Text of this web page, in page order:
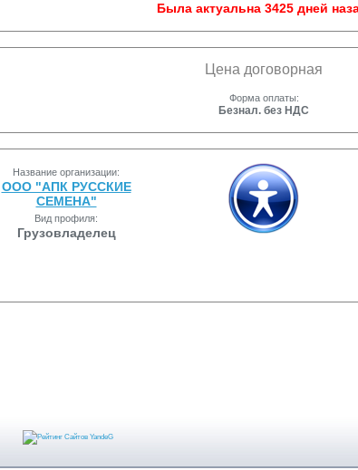
Была актуальна 3425 дней
Цена договорная
Форма оплаты:
Безнал. без НДС
Название организации:
ООО "АПК РУССКИЕ
СЕМЕНА"
Вид профиля:
Грузовладелец